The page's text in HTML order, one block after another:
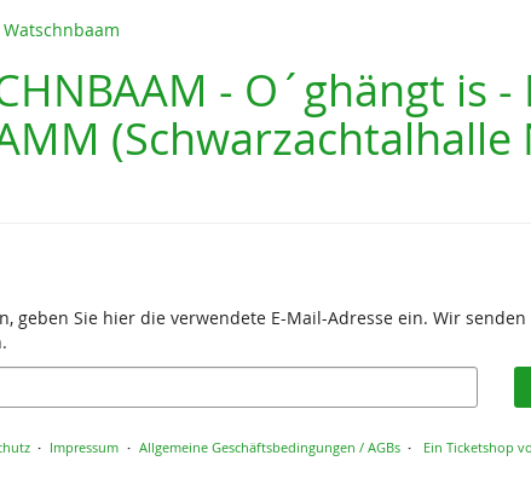
- O´ghängt is -
geben Sie hier die verwendete E-Mail-Adresse ein. Wir
Impressum Allgemeine Geschäftsbedingungen / AGBs Ein Ticketshop